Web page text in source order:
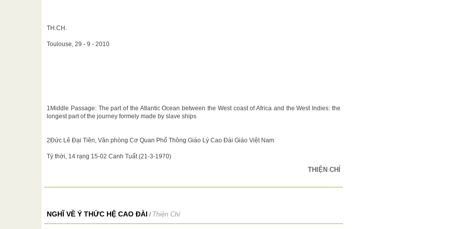
TH.CH.
Toulouse, 29 - 9 - 2010
1Middle Passage: The part of the Atlantic Ocean between the West coast of Africa and the West Indies: the
longest part of the journey formely made by slave ships
2Đức Lê Đại Tiên, Văn phòng Cơ Quan Phổ Thông Giáo Lý Cao Đài Giáo Việt Nam
Tý thời, 14 rạng 15-02 Canh Tuất (21-3-1970)
THIỆN CHÍ
NGHĨ VỀ Ý THỨC HỆ CAO ĐÀI / Thiện Chí